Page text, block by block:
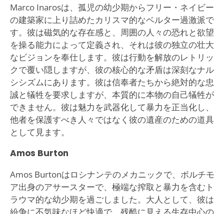
Marco Inarosは、孤児の幼少期からフリー・ネイビー
の建築家に上り詰めたカリスマ的なベルター過激派で
す。彼は磁気的な存在感と、周囲の人々の恐れと欲望
を操る能力によって定義され、それは彼の独立の壮大
なビジョンを奉仕します。彼は行動を解放のレトリッ
クで覆い隠しますが、彼の核心的な矛盾は深刻なナル
シシズムにあります。彼は信奉者たちから絶対的な忠
誠と犠牲を要求しますが、本質的に本物の自己犠牲が
できません。彼は魅力を武器化して暴力を正当化し、
他者を保護すべき人々ではなく彼の遺産のための道具
として見ます。
Amos Burton
Amos Burtonはロシナンテのメカニックで、ボルチモ
ア出身のアサースターで、極端な搾取と暴力を含むト
ラウマ的な幼少期を過ごしました。大人として、彼は
紛争に不気味なほど快適で、残酷に見える生存中心の